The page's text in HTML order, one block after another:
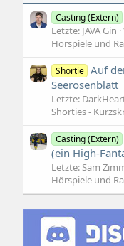
Casting (Extern)
Letzte: JAVA Gin
Hörspiele und
Shortie Auf
Seerosenblatt
Letzte:
Shorties -
Casting (Extern)
(ein High-
Letzte: Sam
Hörspiele und